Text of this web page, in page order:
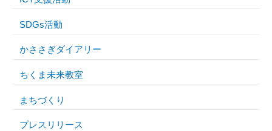
SDGs活動
かささぎダイアリー
ちくま未来教室
まちづくり
プレスリリース